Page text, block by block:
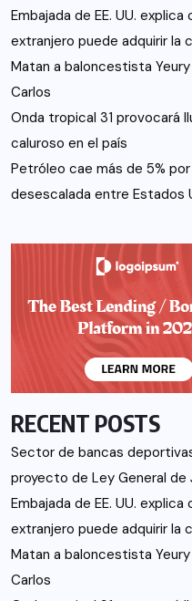
Embajada de EE. UU.
extranjero puede adquirir la
Matan a baloncestista
Carlos
Onda tropical 31 provocará
caluroso en el país
Petróleo cae más de 5%
desescalada entre Estados
RECENT POSTS
Sector de bancas
proyecto de Ley General de
Embajada de EE. UU.
extranjero puede adquirir la
Matan a baloncestista
Carlos